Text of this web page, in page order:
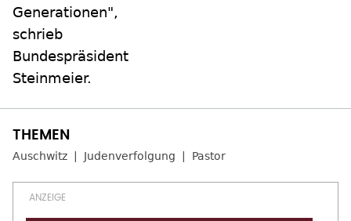
Generationen",
schrieb
Bundespräsident
Steinmeier.
Auschwitz Judenverfolgung Pastor